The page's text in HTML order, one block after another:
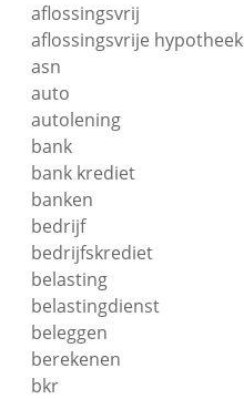
aflossingsvrij
aflossingsvrije hypotheek
asn
auto
autolening
bank
bank krediet
banken
bedrijf
bedrijfskrediet
belasting
belastingdienst
beleggen
berekenen
bkr